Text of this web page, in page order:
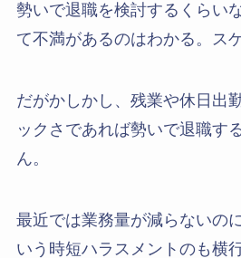
勢いで退職を検討するくらい
て不満があるのはわかる。ス
だがかしかし、残業や休日出
ックさであれば勢いで退職す
ん。
最近では業務量が減らないの
いう時短ハラスメントのも横